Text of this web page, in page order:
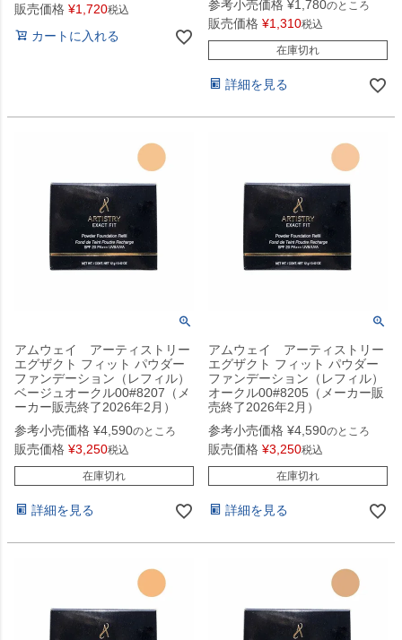
販売価格 ¥1,720税込
カートに入れる
参考小売価格 ¥1,780のところ
販売価格 ¥1,310税込
在庫切れ
詳細を見る
アムウェイ アーティストリー
エグザクト フィット パウダー
ファンデーション（レフィル）
ベージュオークル00#8207（メ
ーカー販売終了2026年2月）
参考小売価格 ¥4,590のところ
販売価格 ¥3,250税込
在庫切れ
詳細を見る
アムウェイ アーティストリー
エグザクト フィット パウダー
ファンデーション（レフィル）
オークル00#8205（メーカー販
売終了2026年2月）
参考小売価格 ¥4,590のところ
販売価格 ¥3,250税込
在庫切れ
詳細を見る